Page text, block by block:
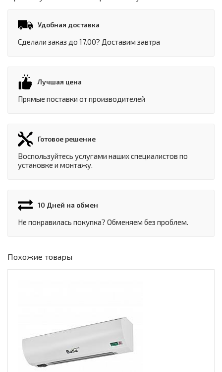
Удобная доставка
Сделали заказ до 17.00? Доставим завтра
Лучшая цена
Прямые поставки от производителей
Готовое решение
Воспользуйтесь услугами наших специалистов по
установке и монтажу.
10 Дней на обмен
Не понравилась покупка? Обменяем без проблем.
Похожие товары